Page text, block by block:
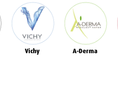
Vichy A-Derma